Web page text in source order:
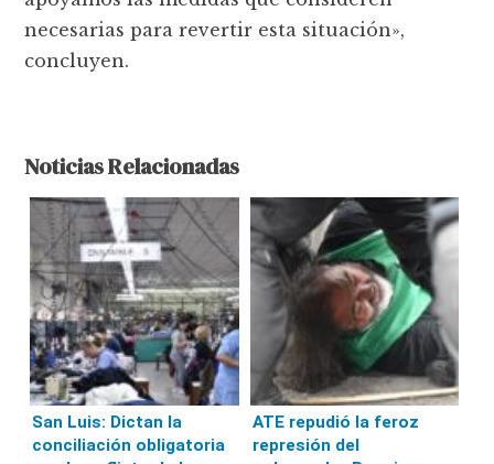
necesarias para revertir esta situación»,
concluyen.
Noticias Relacionadas
San Luis: Dictan la
conciliación obligatoria
ATE repudió la feroz
represión del